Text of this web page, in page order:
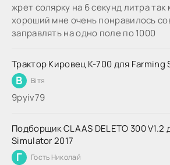
жрет солярку на 6 секунд литра так
хороший мне очень понравилось
заправлять на одно поле по 1000
Трактор Кировец К-700 для Farming
В Вітя
9руіv79
Подборщик CLAAS DELETO 300 V1.2
Simulator 2017
Г Гость Николай